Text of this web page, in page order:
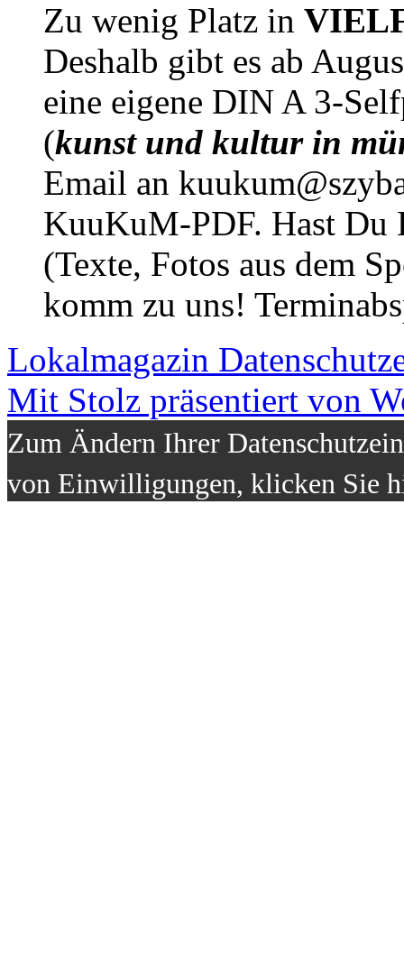
Zu wenig Platz in
Deshalb gibt es ab
eine eigene DIN A 3-
(kunst und kultur in
Email an
KuuKuM-PDF. Hast Du
(Texte, Fotos aus dem
komm zu uns!
Lokalmagazin
Mit Stolz präsentiert von
Zum Ändern Ihrer
von Einwilligungen, klicken Sie